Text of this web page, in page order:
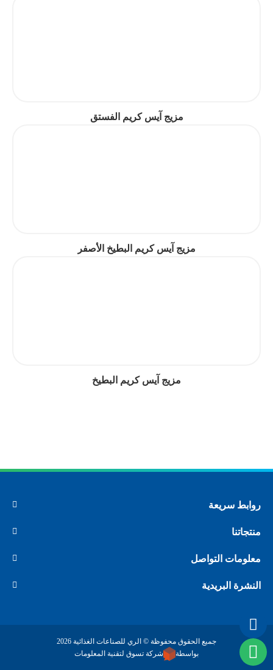
مزيج آيس كريم الفستق
مزيج آيس كريم البطيخ الأصفر
مزيج آيس كريم البطيخ
روابط سريعة
منتجاتنا
معلومات التواصل
النشرة البريدية
جميع الحقوق محفوظة © الري للصناعات الغذائية 2026
بواسطة
شركة تسوق لتقنية المعلومات